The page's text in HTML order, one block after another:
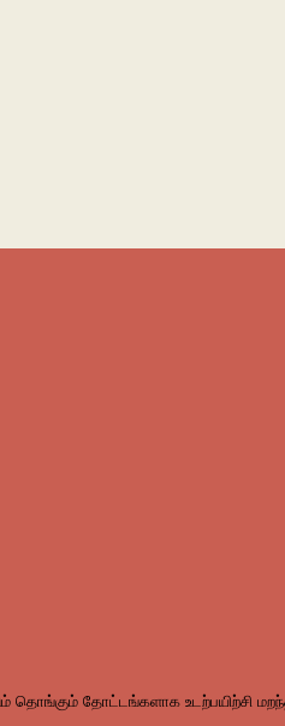
தோட்டங்களாக உடற்பயிற்சி